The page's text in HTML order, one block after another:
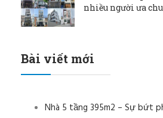
nhiều người ưa
Bài viết mới
Nhà 5 tầng 395m2 – Sự bứt